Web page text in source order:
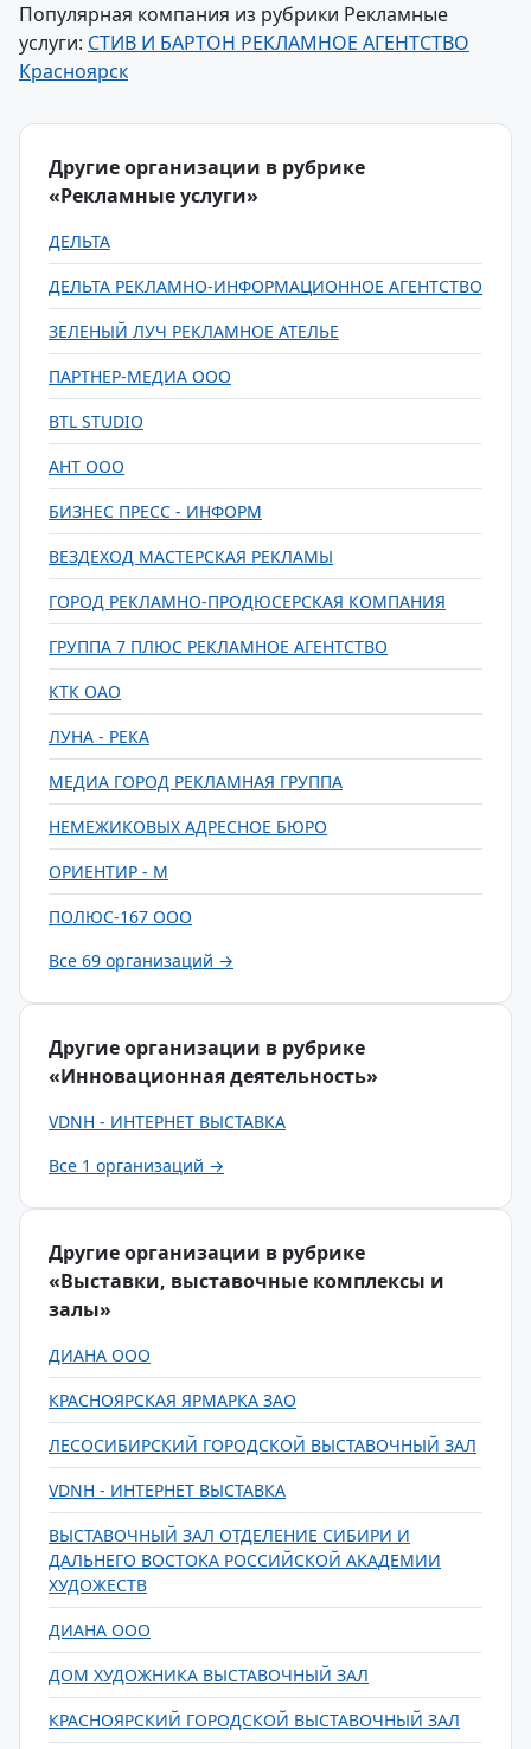
Популярная компания из рубрики Рекламные
услуги: СТИВ И БАРТОН РЕКЛАМНОЕ АГЕНТСТВО
Красноярск
Другие организации в рубрике
«Рекламные услуги»
ДЕЛЬТА
ДЕЛЬТА РЕКЛАМНО-ИНФОРМАЦИОННОЕ АГЕНТСТВО
ЗЕЛЕНЫЙ ЛУЧ РЕКЛАМНОЕ АТЕЛЬЕ
ПАРТНЕР-МЕДИА ООО
BTL STUDIO
АНТ ООО
БИЗНЕС ПРЕСС - ИНФОРМ
ВЕЗДЕХОД МАСТЕРСКАЯ РЕКЛАМЫ
ГОРОД РЕКЛАМНО-ПРОДЮСЕРСКАЯ КОМПАНИЯ
ГРУППА 7 ПЛЮС РЕКЛАМНОЕ АГЕНТСТВО
КТК ОАО
ЛУНА - РЕКА
МЕДИА ГОРОД РЕКЛАМНАЯ ГРУППА
НЕМЕЖИКОВЫХ АДРЕСНОЕ БЮРО
ОРИЕНТИР - М
ПОЛЮС-167 ООО
Все 69 организаций →
Другие организации в рубрике
«Инновационная деятельность»
VDNH - ИНТЕРНЕТ ВЫСТАВКА
Все 1 организаций →
Другие организации в рубрике
«Выставки, выставочные комплексы и
залы»
ДИАНА ООО
КРАСНОЯРСКАЯ ЯРМАРКА ЗАО
ЛЕСОСИБИРСКИЙ ГОРОДСКОЙ ВЫСТАВОЧНЫЙ ЗАЛ
VDNH - ИНТЕРНЕТ ВЫСТАВКА
ВЫСТАВОЧНЫЙ ЗАЛ ОТДЕЛЕНИЕ СИБИРИ И
ДАЛЬНЕГО ВОСТОКА РОССИЙСКОЙ АКАДЕМИИ
ХУДОЖЕСТВ
ДИАНА ООО
ДОМ ХУДОЖНИКА ВЫСТАВОЧНЫЙ ЗАЛ
КРАСНОЯРСКИЙ ГОРОДСКОЙ ВЫСТАВОЧНЫЙ ЗАЛ